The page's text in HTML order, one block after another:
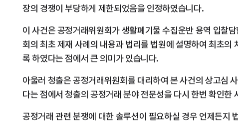
장의 경쟁이 부당하게 제한되었음을 인정하였습니다.
이 사건은 공정거래위원회가 생활폐기물 수집운반 용역 입찰
회의 최초 제재 사례의 내용과 법리를 법원에 설명하여 최초
록 하였다는 점에서 큰 의미가 있습니다.
아울러 청출은 공정거래위원회를 대리하여 본 사건의 상고심
다는 점에서 청출의 공정거래 분야 전문성을 다시 한번 확인한
공정거래 관련 분쟁에 대한 솔루션이 필요하실 경우 언제든지